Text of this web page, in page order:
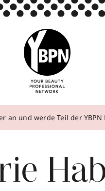
an und werde Teil der